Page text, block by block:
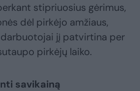
stipriuosius gėrimus,
dėl pirkėjo amžiaus,
jį patvirtina per
pirkėjų laiko.
savikainą